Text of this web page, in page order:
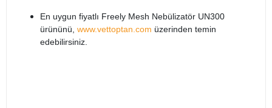
En uygun fiyatlı Freely Mesh Nebülizatör UN300
ürününü, www.vettoptan.com üzerinden temin
edebilirsiniz.